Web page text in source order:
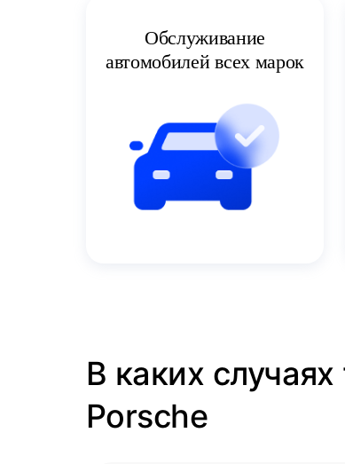
Обслуживание
автомобилей всех марок
В каких
Porsche